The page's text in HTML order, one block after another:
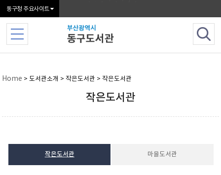
동구청 주요사이트
Home > 도서관소개 > 작은도서관 > 작은도서관
작은도서관
작은도서관 마을도서관